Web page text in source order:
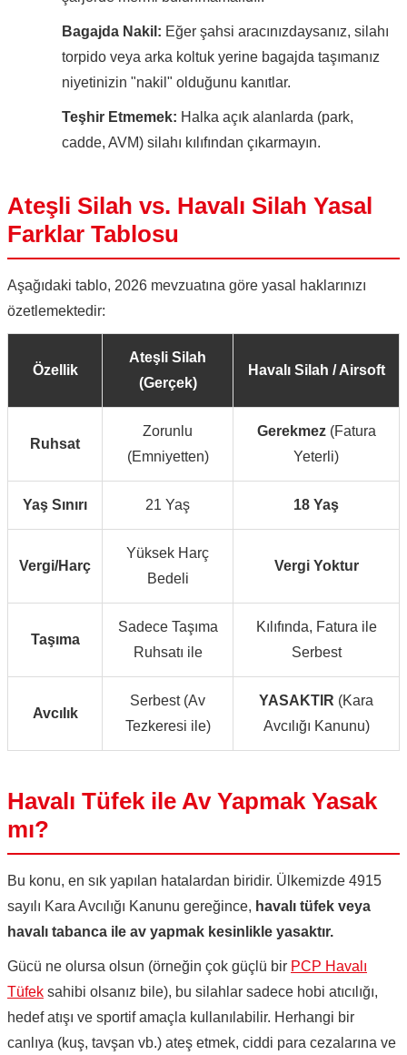
Bagajda Nakil: Eğer şahsi aracınızdaysanız, silahı
torpido veya arka koltuk yerine bagajda taşımanız
niyetinizin "nakil" olduğunu kanıtlar.
Teşhir Etmemek: Halka açık alanlarda (park,
cadde, AVM) silahı kılıfından çıkarmayın.
Ateşli Silah vs. Havalı Silah Yasal
Farklar Tablosu
Aşağıdaki tablo, 2026 mevzuatına göre yasal haklarınızı
özetlemektedir:
Özellik
Ateşli Silah
(Gerçek)
Havalı Silah / Airsoft
Ruhsat
Zorunlu
(Emniyetten)
Gerekmez(Fatura
Yeterli)
Yaş Sınırı 21 Yaş 18 Yaş
Vergi/Harç
Yüksek Harç
Bedeli
Vergi Yoktur
Taşıma
Sadece Taşıma
Ruhsatı ile
Kılıfında, Fatura ile
Serbest
Avcılık
Serbest (Av
Tezkeresi ile)
YASAKTIR (Kara
Avcılığı Kanunu)
Havalı Tüfek ile Av Yapmak Yasak
mı?
Bu konu, en sık yapılan hatalardan biridir. Ülkemizde 4915
sayılı Kara Avcılığı Kanunu gereğince, havalı tüfek veya
havalı tabanca ile av yapmak kesinlikle yasaktır.
Gücü ne olursa olsun (örneğin çok güçlü bir PCP Havalı
Tüfek sahibi olsanız bile), bu silahlar sadece hobi atıcılığı,
hedef atışı ve sportif amaçla kullanılabilir. Herhangi bir
canlıya (kuş, tavşan vb.) ateş etmek, ciddi para cezalarına ve